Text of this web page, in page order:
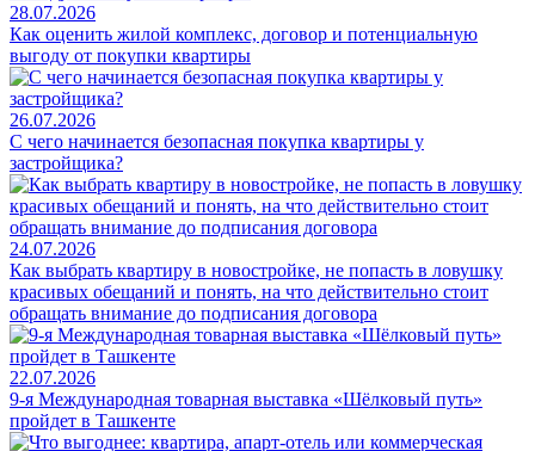
28.07.2026
Как оценить жилой комплекс, договор и потенциальную
выгоду от покупки квартиры
26.07.2026
С чего начинается безопасная покупка квартиры у
застройщика?
24.07.2026
Как выбрать квартиру в новостройке, не попасть в ловушку
красивых обещаний и понять, на что действительно стоит
обращать внимание до подписания договора
22.07.2026
9-я Международная товарная выставка «Шёлковый путь»
пройдет в Ташкенте